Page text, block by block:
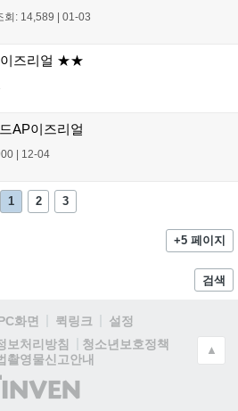
회: 14,589 | 01-03
즈리얼 ★★
AP이즈리얼
| 12-04
1 2 3
+5 페이지
검색
화면 퀵링크
설정
보처리방침
청소년보호정책
촬영물신고안내
(주)
인
▲